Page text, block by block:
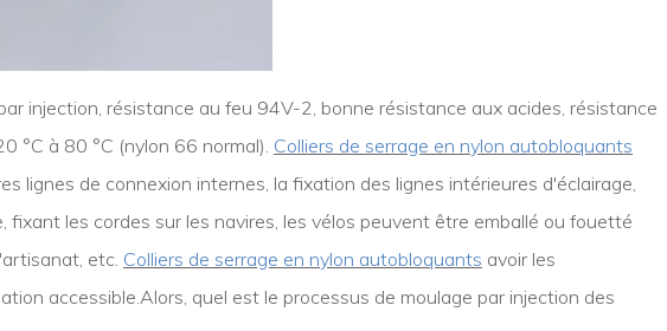
injection, résistance au feu 94V-2, bonne résistance aux acides, résistance
°C à 80 °C (nylon 66 normal). Colliers de serrage en nylon autobloquants
lignes de connexion internes, la fixation des lignes intérieures d'éclairage,
les cordes sur les navires, les vélos peuvent être emballé ou fouetté
etc. Colliers de serrage en nylon autobloquants avoir les
accessible.Alors, quel est le processus de moulage par injection des